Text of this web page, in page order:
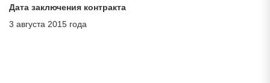
Дата заключения контракта
3 августа 2015 года